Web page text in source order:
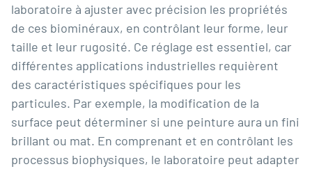
laboratoire à ajuster avec précision les propriétés
de ces biominéraux, en contrôlant leur forme, leur
taille et leur rugosité. Ce réglage est essentiel, car
différentes applications industrielles requièrent
des caractéristiques spécifiques pour les
particules. Par exemple, la modification de la
surface peut déterminer si une peinture aura un fini
brillant ou mat. En comprenant et en contrôlant les
processus biophysiques, le laboratoire peut adapter